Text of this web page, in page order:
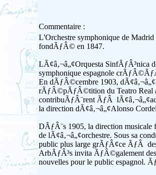
Commentaire :
L'Orchestre symphonique de
fondÃƒÂ© en 1847.
LÃ¢â‚¬â„¢Orquesta SinfÃƒÂ³nica
symphonique espagnole
En dÃƒÂ©cembre 1903,
rÃƒÂ©pÃƒÂ©tition du Teatro Real
contribuÃƒÂ¨rent ÃƒÂ
la direction dÃ¢â‚¬â„¢Alonso
DÃƒÂ¨s 1905, la direction
de lÃ¢â‚¬â„¢orchestre. Sous sa
public plus large grÃƒÂ¢ce ÃƒÂ
ArbÃƒÂ³s invita ÃƒÂ©galement des
nouvelles pour le public espagnol.